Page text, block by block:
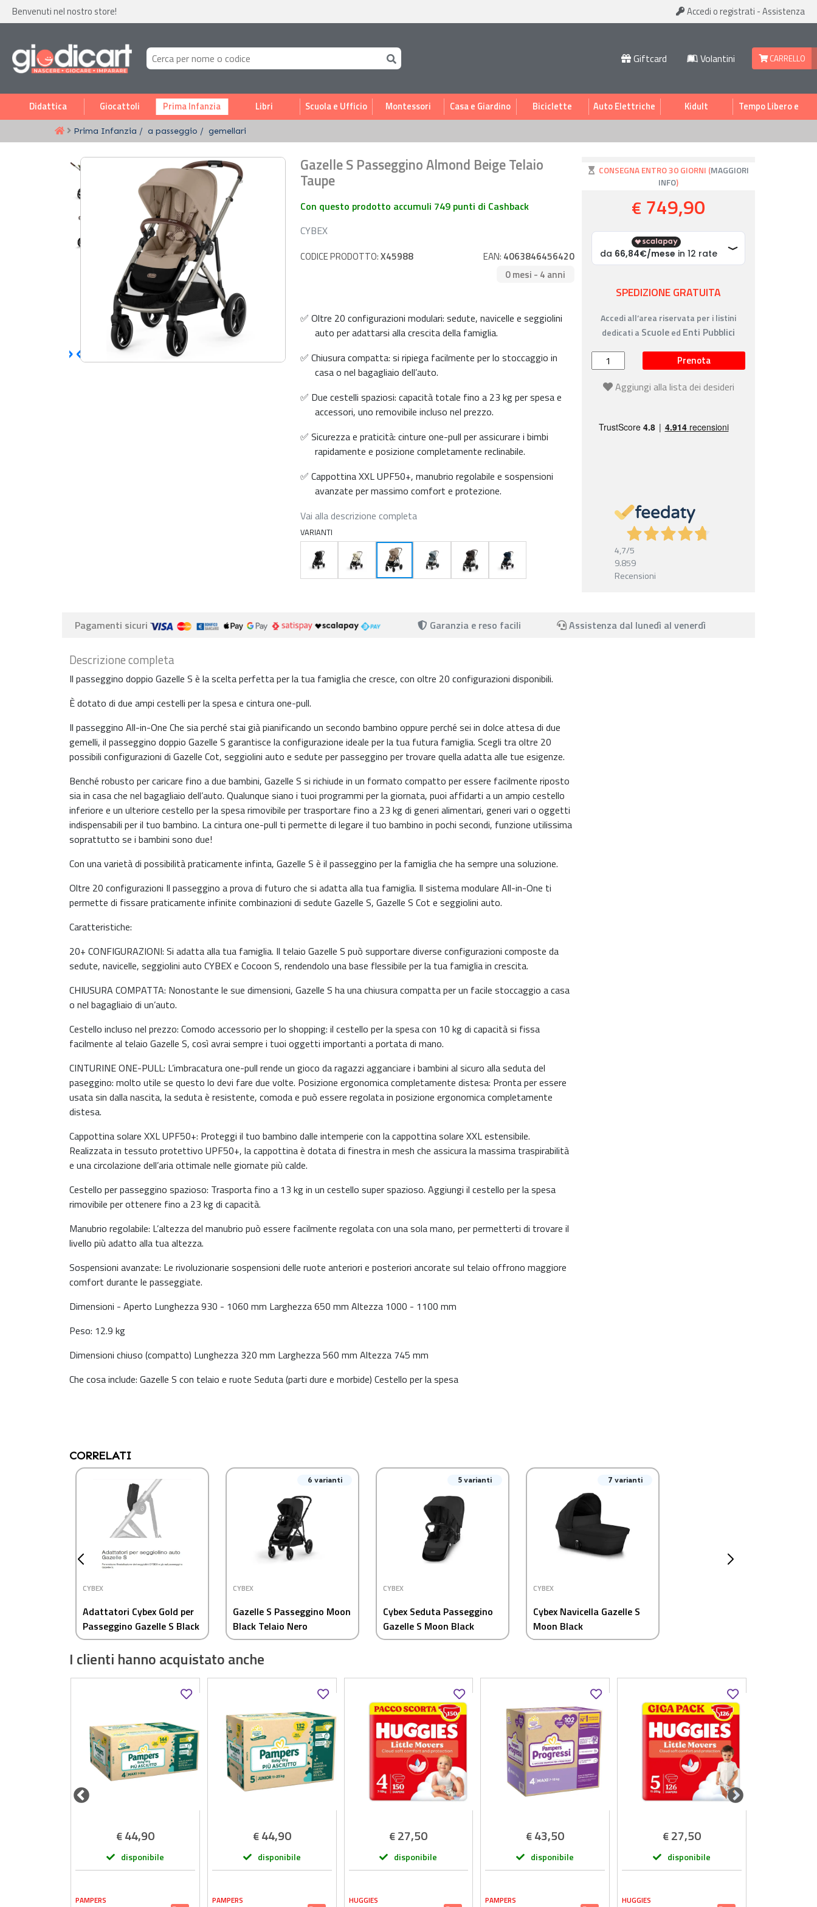
Benvenuti nel nostro store! Accedi o registrati -Assistenza
Giftcard Volantini CARRELLO
Didattica Giocattoli Prima Infanzia Libri Scuola e Ufficio Montessori Casa e Giardino Biciclette Auto Elettriche Kidult
Tempo Libero e
Sport
Prima Infanzia a passeggio gemellari
Gazelle S Passeggino Almond Beige Telaio
Taupe
Con questo prodotto accumuli 749 punti di Cashback
CYBEX
CODICE PRODOTTO:X45988 EAN: 4063846456420
0 mesi - 4 anni
✅ Oltre 20 configurazioni modulari: sedute, navicelle e seggiolini
auto per adattarsi alla crescita della famiglia.
✅ Chiusura compatta: si ripiega facilmente per lo stoccaggio in
casa o nel bagagliaio dell’auto.
✅ Due cestelli spaziosi: capacità totale fino a 23 kg per spesa e
accessori, uno removibile incluso nel prezzo.
✅ Sicurezza e praticità: cinture one-pull per assicurare i bimbi
rapidamente e posizione completamente reclinabile.
✅ Cappottina XXL UPF50+, manubrio regolabile e sospensioni
avanzate per massimo comfort e protezione.
Vai alla descrizione completa
VARIANTI
CONSEGNA ENTRO 30 GIORNI (MAGGIORI
INFO)
€ 749,90
SPEDIZIONE GRATUITA
Accedi all’area riservata per i listini
dedicati a Scuoleed Enti Pubblici
Prenota
Aggiungi alla lista dei desideri
4,7/5
9.859
Recensioni
Pagamenti sicuri Garanzia e reso facili Assistenza dal lunedì al venerdì
Descrizione completa
Il passeggino doppio Gazelle S è la scelta perfetta per la tua famiglia che cresce, con oltre 20 configurazioni disponibili.
È dotato di due ampi cestelli per la spesa e cintura one-pull.
Il passeggino All-in-One Che sia perché stai già pianificando un secondo bambino oppure perché sei in dolce attesa di due
gemelli, il passeggino doppio Gazelle S garantisce la configurazione ideale per la tua futura famiglia. Scegli tra oltre 20
possibili configurazioni di Gazelle Cot, seggiolini auto e sedute per passeggino per trovare quella adatta alle tue esigenze.
Benché robusto per caricare fino a due bambini, Gazelle S si richiude in un formato compatto per essere facilmente riposto
sia in casa che nel bagagliaio dell’auto. Qualunque siano i tuoi programmi per la giornata, puoi affidarti a un ampio cestello
inferiore e un ulteriore cestello per la spesa rimovibile per trasportare fino a 23 kg di generi alimentari, generi vari o oggetti
indispensabili per il tuo bambino. La cintura one-pull ti permette di legare il tuo bambino in pochi secondi, funzione utilissima
soprattutto se i bambini sono due!
Con una varietà di possibilità praticamente infinta, Gazelle S è il passeggino per la famiglia che ha sempre una soluzione.
Oltre 20 configurazioni Il passeggino a prova di futuro che si adatta alla tua famiglia. Il sistema modulare All-in-One ti
permette di fissare praticamente infinite combinazioni di sedute Gazelle S, Gazelle S Cot e seggiolini auto.
Caratteristiche:
20+ CONFIGURAZIONI: Si adatta alla tua famiglia. Il telaio Gazelle S può supportare diverse configurazioni composte da
sedute, navicelle, seggiolini auto CYBEX e Cocoon S, rendendolo una base flessibile per la tua famiglia in crescita.
CHIUSURA COMPATTA: Nonostante le sue dimensioni, Gazelle S ha una chiusura compatta per un facile stoccaggio a casa
o nel bagagliaio di un’auto.
Cestello incluso nel prezzo: Comodo accessorio per lo shopping: il cestello per la spesa con 10 kg di capacità si fissa
facilmente al telaio Gazelle S, così avrai sempre i tuoi oggetti importanti a portata di mano.
CINTURINE ONE-PULL: L’imbracatura one-pull rende un gioco da ragazzi agganciare i bambini al sicuro alla seduta del
paseggino: molto utile se questo lo devi fare due volte. Posizione ergonomica completamente distesa: Pronta per essere
usata sin dalla nascita, la seduta è resistente, comoda e può essere regolata in posizione ergonomica completamente
distesa.
Cappottina solare XXL UPF50+: Proteggi il tuo bambino dalle intemperie con la cappottina solare XXL estensibile.
Realizzata in tessuto protettivo UPF50+, la cappottina è dotata di finestra in mesh che assicura la massima traspirabilità
e una circolazione dell’aria ottimale nelle giornate più calde.
Cestello per passeggino spazioso: Trasporta fino a 13 kg in un cestello super spazioso. Aggiungi il cestello per la spesa
rimovibile per ottenere fino a 23 kg di capacità.
Manubrio regolabile: L’altezza del manubrio può essere facilmente regolata con una sola mano, per permetterti di trovare il
livello più adatto alla tua altezza.
Sospensioni avanzate: Le rivoluzionarie sospensioni delle ruote anteriori e posteriori ancorate sul telaio offrono maggiore
comfort durante le passeggiate.
Dimensioni - Aperto Lunghezza 930 - 1060 mm Larghezza 650 mm Altezza 1000 - 1100 mm
Peso: 12.9 kg
Dimensioni chiuso (compatto) Lunghezza 320 mm Larghezza 560 mm Altezza 745 mm
Che cosa include: Gazelle S con telaio e ruote Seduta (parti dure e morbide) Cestello per la spesa
CORRELATI
CYBEX
Adattatori Cybex Gold per
Passeggino Gazelle S Black
– Compatibili Seggiolini
Auto CYBEX e gb
6 varianti
CYBEX
Gazelle S Passeggino Moon
Black Telaio Nero
5 varianti
CYBEX
Cybex Seduta Passeggino
Gazelle S Moon Black
7 varianti
CYBEX
Cybex Navicella Gazelle S
Moon Black
I clienti hanno acquistato anche
€44,90
disponibile
PAMPERS
€44,90
disponibile
PAMPERS
€27,50
disponibile
HUGGIES
€43,50
disponibile
PAMPERS
€27,50
disponibile
HUGGIES